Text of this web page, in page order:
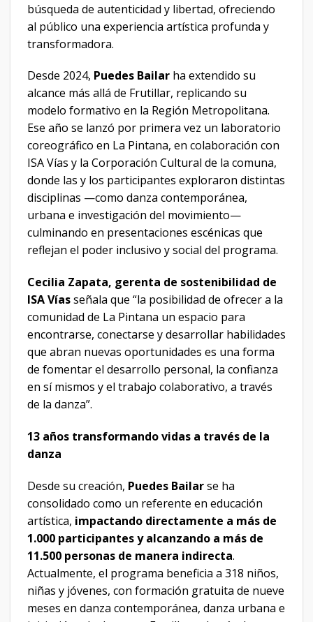
búsqueda de autenticidad y libertad, ofreciendo
al público una experiencia artística profunda y
transformadora.
Desde 2024, Puedes Bailar ha extendido su
alcance más allá de Frutillar, replicando su
modelo formativo en la Región Metropolitana.
Ese año se lanzó por primera vez un laboratorio
coreográfico en La Pintana, en colaboración con
ISA Vías y la Corporación Cultural de la comuna,
donde las y los participantes exploraron distintas
disciplinas —como danza contemporánea,
urbana e investigación del movimiento—
culminando en presentaciones escénicas que
reflejan el poder inclusivo y social del programa.
Cecilia Zapata, gerenta de sostenibilidad de
ISA Víasseñala que “la posibilidad de ofrecer a la
comunidad de La Pintana un espacio para
encontrarse, conectarse y desarrollar habilidades
que abran nuevas oportunidades es una forma
de fomentar el desarrollo personal, la confianza
en sí mismos y el trabajo colaborativo, a través
de la danza”.
13 años transformando vidas a través de la
danza
Desde su creación, Puedes Bailarse ha
consolidado como un referente en educación
artística, impactando directamente a más de
1.000 participantes y alcanzando a más de
11.500 personas de manera indirecta.
Actualmente, el programa beneficia a 318 niños,
niñas y jóvenes, con formación gratuita de nueve
meses en danza contemporánea, danza urbana e